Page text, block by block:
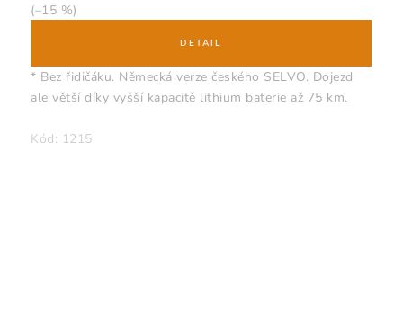
(–15 %)
* Bez řidičáku. Německá verze českého SELVO. Dojezd
ale větší díky vyšší kapacitě lithium baterie až 75 km.
Kód: 1215